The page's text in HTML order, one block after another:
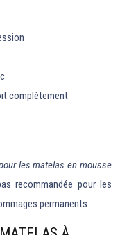
complètement
les matelas en mousse
recommandée pour les
permanents.